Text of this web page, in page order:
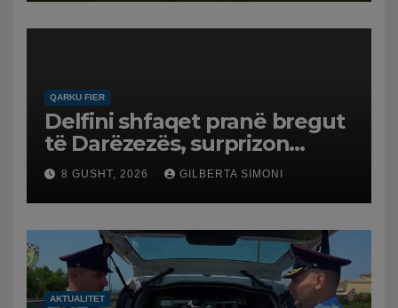
QARKU FIER
Delfini shfaqet pranë bregut
të Darëzezës, surprizon
pushuesit dhe banorët
8 GUSHT, 2026 GILBERTA SIMONI
AKTUALITET